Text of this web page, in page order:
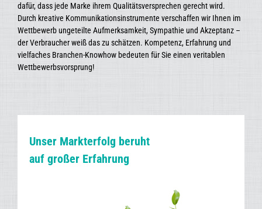
dafür, dass jede Marke ihrem Qualitätsversprechen gerecht wird.
Durch kreative Kommunikationsinstrumente verschaffen wir Ihnen im
Wettbewerb ungeteilte Aufmerksamkeit, Sympathie und Akzeptanz –
der Verbraucher weiß das zu schätzen. Kompetenz, Erfahrung und
vielfaches Branchen-Knowhow bedeuten für Sie einen veritablen
Wettbewerbsvorsprung!
Unser Markterfolg beruht
auf großer Erfahrung